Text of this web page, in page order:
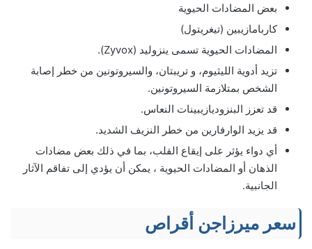
بعض المضادات الحيوية
كاربامازيبين (تيغريتول)
المضادات الحيوية تسمى ينزوليد (Zyvox).
تزيد أدوية الليثيوم، و تريبتان، والسيروتونين من خطر إصابة
الشخص بمتلازمة السيروتونين.
قد تعزز البنزوديازيبينات النعاس.
قد يزيد الوارفارين من خطر النزيف الشديد.
أي دواء يؤثر على إيقاع القلب، بما في ذلك بعض مضادات
الذهان أو المضادات الحيوية ، يمكن أن يؤدي إلى تفاقم الآثار
الجانبية.
سعر ميرزاجن أقراص